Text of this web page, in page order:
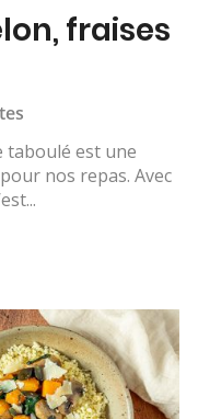
fraises
taboulé est une
nos repas. Avec